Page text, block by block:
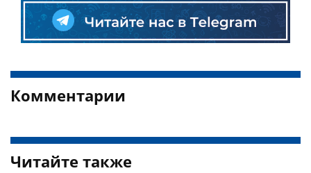
Комментарии
Читайте также